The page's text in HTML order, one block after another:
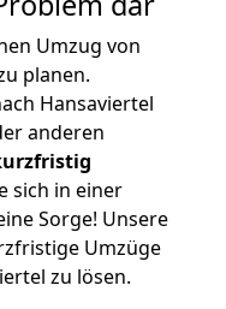
Umzug von
planen.
Hansaviertel
anderen
sich in einer
Sorge! Unsere
Umzüge
zu lösen.